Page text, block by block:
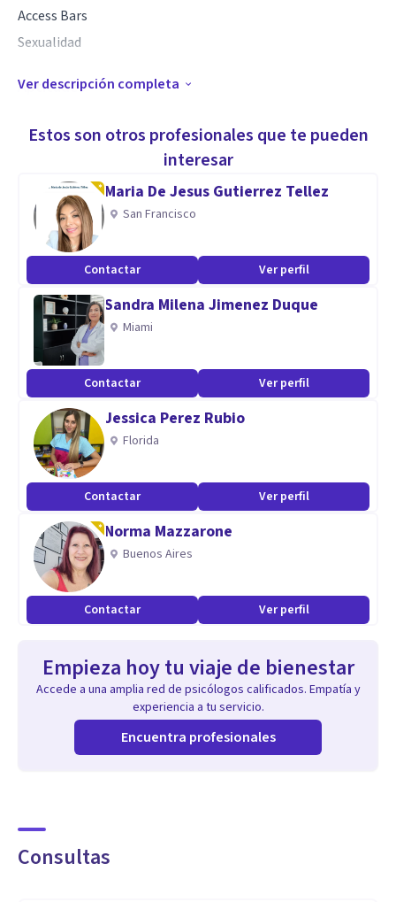
Access Bars
Sexualidad
Aptitudes
Access Bars, Inteligencia Emocional
Ver descripción completa
Estos son otros profesionales que te pueden
interesar
Maria De Jesus Gutierrez Tellez
San Francisco
Contactar Ver perfil
Sandra Milena Jimenez Duque
Miami
Contactar Ver perfil
Jessica Perez Rubio
Florida
Contactar Ver perfil
Norma Mazzarone
Buenos Aires
Contactar Ver perfil
Empieza hoy tu viaje de bienestar
Accede a una amplia red de psicólogos calificados. Empatía y
experiencia a tu servicio.
Encuentra profesionales
Consultas